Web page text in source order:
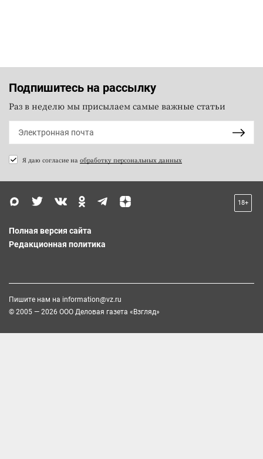
Подпишитесь на рассылку
Раз в неделю мы присылаем самые важные статьи
Я даю согласие на обработку персональных данных
18+
Полная версия сайта
Редакционная политика
Пишите нам на information@vz.ru
© 2005 — 2026 ООО Деловая газета «Взгляд»